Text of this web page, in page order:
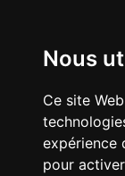
Nous
Ce site
expérience
pour